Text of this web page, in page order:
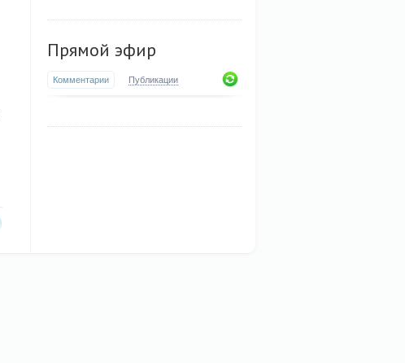
Прямой эфир
Комментарии Публикации